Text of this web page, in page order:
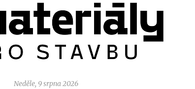
Neděle, 9 srpna 2026